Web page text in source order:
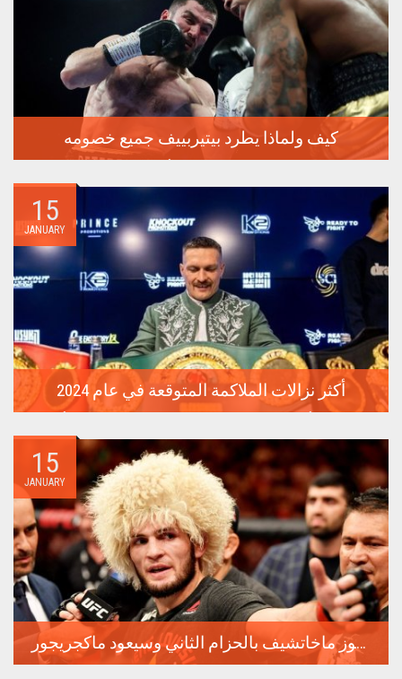
كيف ولماذا يطرد بيتيربييف جميع خصومه
لقبه...
15
JANUARY
أكثر نزالات الملاكمة المتوقعة في عام 2024
مختلفة،...
15
JANUARY
ماذا سيحدث في فنون الدفاع عن النفس عام 2024: سيفوز ماخاتشيف بالحزام الثاني وسيعود ماكجريجور